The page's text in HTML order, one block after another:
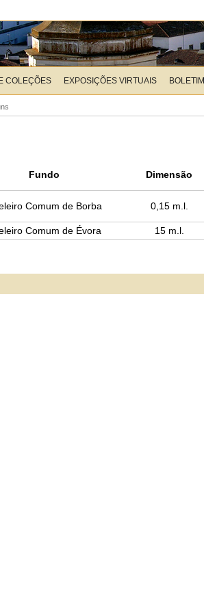
COLEÇÕES EXPOSIÇÕES VIRTUAIS BOLETIM
Fundo Dimensão
Comum de Borba 0,15 m.l.
Comum de Évora 15 m.l.